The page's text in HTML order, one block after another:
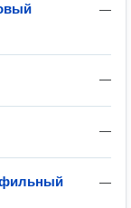
—
—
—
—